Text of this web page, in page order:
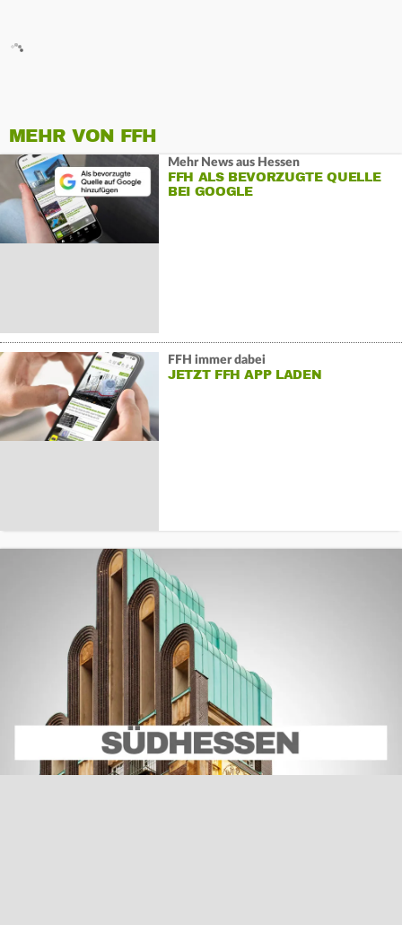
MEHR VON FFH
Mehr News aus Hessen
FFH ALS BEVORZUGTE QUELLE
BEI GOOGLE
FFH immer dabei
JETZT FFH APP LADEN